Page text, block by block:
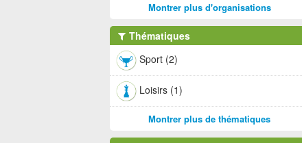
Montrer plus d'organisations
Thématiques
Sport (2)
Loisirs (1)
Montrer plus de thématiques